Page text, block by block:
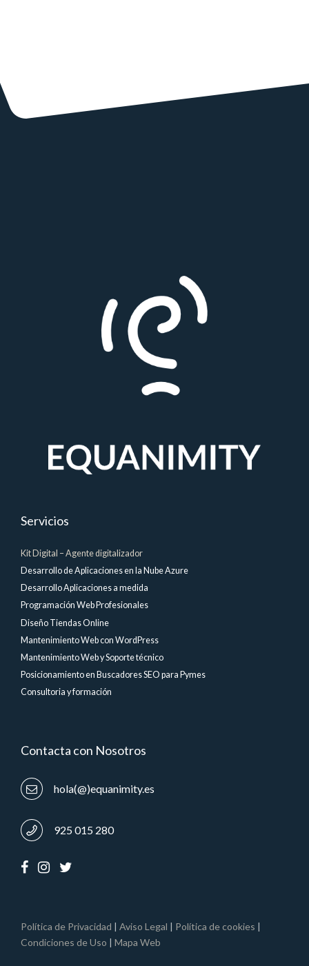
Servicios
Kit Digital – Agente digitalizador
Desarrollo de Aplicaciones en la Nube Azure
Desarrollo Aplicaciones a medida
Programación Web Profesionales
Diseño Tiendas Online
Mantenimiento Web con WordPress
Mantenimiento Web y Soporte técnico
Posicionamiento en Buscadores SEO para Pymes
Consultoria y formación
Contacta con Nosotros
hola(@)equanimity.es
925 015 280
Política de Privacidad | Aviso Legal | Política de cookies |
Condiciones de Uso | Mapa Web